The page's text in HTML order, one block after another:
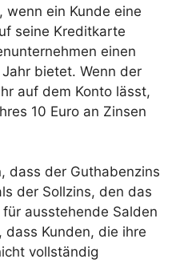
wenn ein Kunde eine
seine Kreditkarte
einen
bietet. Wenn der
auf dem Konto lässt,
10 Euro an Zinsen
dass der Guthabenzins
der Sollzins, den das
ausstehende Salden
Kunden, die ihre
vollständig